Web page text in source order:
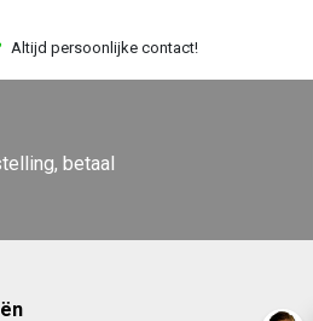
Altijd persoonlijke contact!
betaal